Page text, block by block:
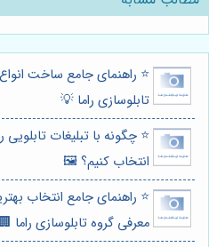
⭐️ راهنمای جامع ساخت انواع
تابلوسازی راما 💡
⭐️ چگونه با تبلیغات تابلویی
انتخاب کنیم؟ 🖼️
⭐️ راهنمای جامع انتخاب
معرفی گروه تابلوسازی راما 🏢